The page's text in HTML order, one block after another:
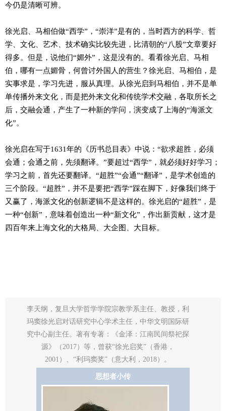
今仍是清晰可辨。
徐光启、马相伯做“西学”，“崇洋”是有的，当时西方的科学、哲
学、文化、艺术、技术确实比较先进，比清朝的“八股”文章要好
得多。但是，说他们“媚外”，这是没有的。看看徐光启、马相
伯，哪有一点媚骨，何曾讨外国人的营生？徐光启、马相伯，是
实事求是，学习先进，服从真理。从徐光启到马相伯，并不是单
单传播外来文化，而是把外来文化和传统学术交融，各取所长之
后，交融会通，产生了一种新的学问，演变成了上海的“海派文
化”。
徐光启在写于1631年的《历书总目表》中说：“欲求超胜，必须
会通；会通之前，先须翻译。”要超过“西学”，就必须好好学习；
学习之前，首先还要翻译。“超胜”“会通”“翻译”，是学术创造的
三个阶段。“超胜”，并不是要把“西学”踩在脚下，好像我们终于
又赢了，海派文化的创新逻辑不是这样的。徐光启的“超胜”，是
一种“创新”，意味着创造出一种“新文化”，作出新贡献，这才是
四百年来上海文化的大格局、大企图、大目标。
李天纲，复旦大学哲学学院宗教学系主任、教授，利
玛窦徐光启对话研究中心学术主任，中华文明国际研
究中心副主任。著有专著：《金泽：江南民间祭祀探
源》（2017）等，曾获“徐光启奖”（香港，
2001）、“利玛窦奖”（意大利，2018）。
思想者小传